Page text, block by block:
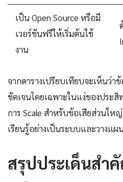
เป็น Open Source หรือมี
เวอร์ชันฟรีให้เริ่มต้นใช้
งาน
จากตารางเปรียบเทียบจะเห็นว่า
ชัดเจนโดยเฉพาะในแง่ของประ
การ Scale สำหรับข้อเสียส่วนให
เรียนรู้อย่างเป็นระบบและวางแ
สรุปประเด็นสำ